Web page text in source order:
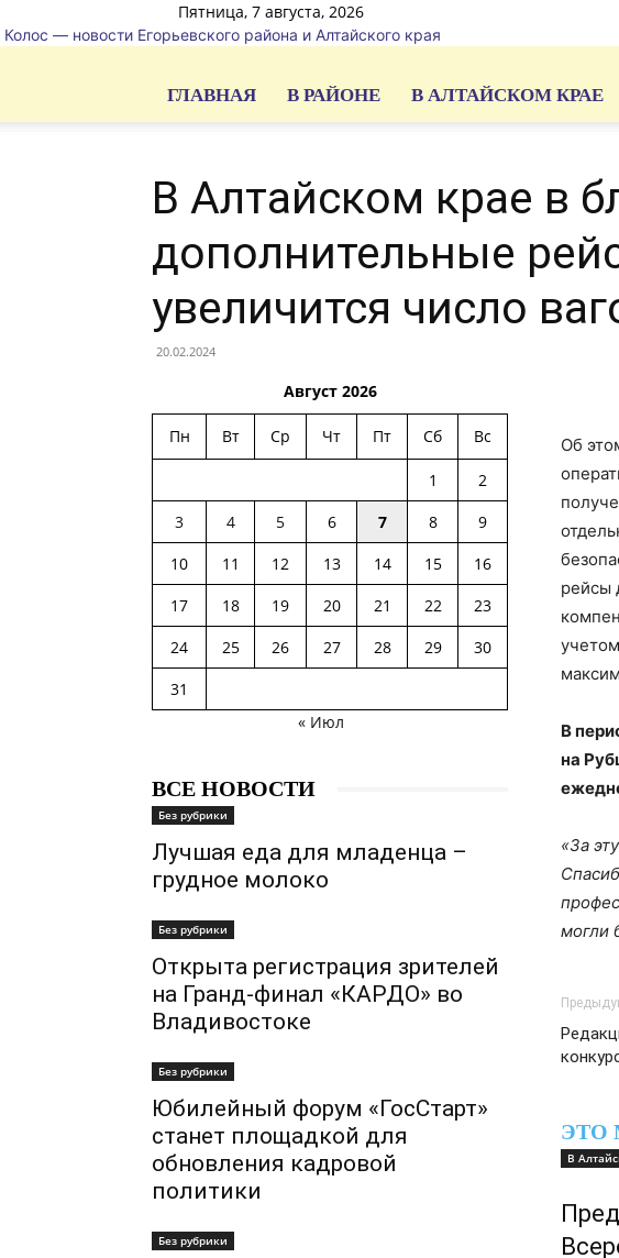
Пятница, 7 августа, 2026
Колос — новости Егорьевского района и Алтайского края
ГЛАВНАЯ В РАЙОНЕ В АЛТАЙСКОМ КРАЕ
В Алтайском крае в
дополнительные
увеличится число
20.02.2024
Об
рейсы
В
на
«За
могли
ЭТО
В
Август 2026
Пн Вт Ср Чт Пт Сб Вс
1
2
3
4 5 6 7 8
9
10
11 12 13 14 15
16
17
18 19 20 21 22
23
24
25 26 27 28 29
30
31
« Июл
ВСЕ НОВОСТИ
Без рубрики
Лучшая еда для младенца –
грудное молоко
Без рубрики
Открыта регистрация зрителей
на Гранд-финал «КАРДО» во
Владивостоке
Без рубрики
Юбилейный форум «ГосСтарт»
станет площадкой для
обновления кадровой
политики
Без рубрики